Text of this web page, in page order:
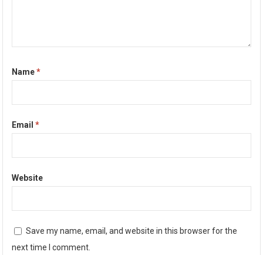
Name*
Email*
Website
Save my name, email, and website in this browser for the
next time I comment.